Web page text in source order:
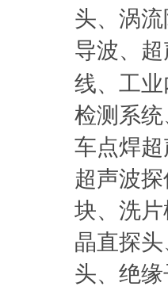
头、涡
导波、
线、工
检测系
车点焊
超声波
块、洗
晶直探
头、绝